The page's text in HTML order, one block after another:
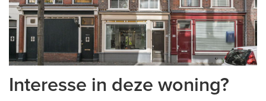
Interesse in deze woning?